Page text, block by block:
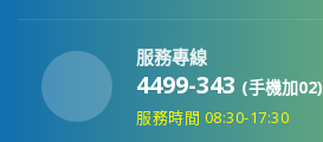
服務專線
4499-343 (手機加02)
服務時間 08:30-17:30